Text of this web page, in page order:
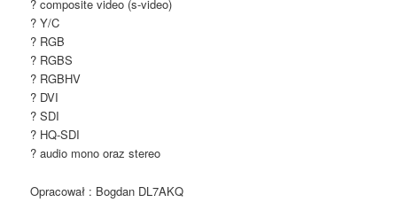
? composite video (s-video)
? Y/C
? RGB
? RGBS
? RGBHV
? DVI
? SDI
? HQ-SDI
? audio mono oraz stereo
Opracował : Bogdan DL7AKQ